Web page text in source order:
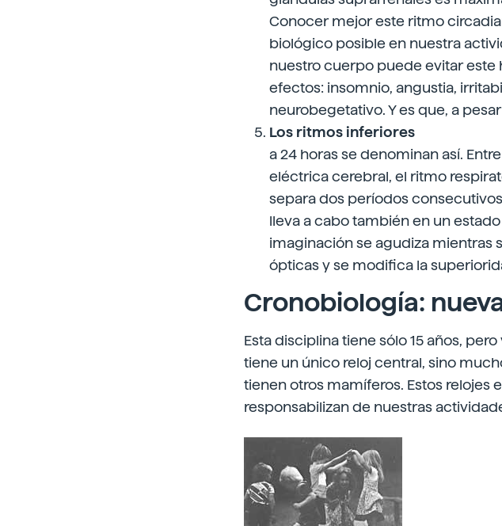
Conocer mejor este ritmo
biológico posible en nuestra
nuestro cuerpo puede evitar este
efectos: insomnio, angustia,
neurobegetativo. Y es que, a
Los ritmos inferiores
a 24 horas se denominan así.
eléctrica cerebral, el ritmo
separa dos períodos
lleva a cabo también en un
imaginación se agudiza mientras
ópticas y se modifica la
Cronobiología:
Esta disciplina tiene sólo 15 años,
tiene un único reloj central, sino
tienen otros mamíferos. Estos relojes
responsabilizan de nuestras